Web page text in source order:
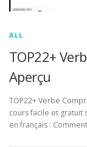
ALL
TOP22+
Aperçu
TOP22+ Verbe
cours facile et gratuit
en français :